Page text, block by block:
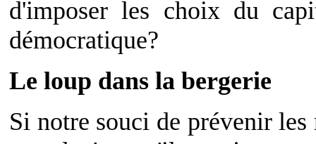
d'imposer les choix du
démocratique?
Le loup dans la bergerie
Si notre souci de prévenir